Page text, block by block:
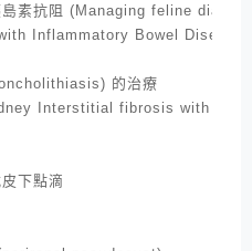
島素抗阻 (Managing feline
Inflammatory Bowel
的治療
Interstitial fibrosis with
下點滴